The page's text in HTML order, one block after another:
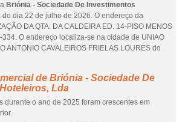
Briónia - Sociedade De Investimentos
do dia 22 de julho de 2026. O endereço da
DA QTA. DA CALDEIRA ED. 14-PISO MENOS
334. O endereço localiza-se na cidade de UNIAO
ANTONIO CAVALEIROS FRIELAS LOURES do
de Briónia - Sociedade De
Lda
durante o ano de 2025 foram crescentes em